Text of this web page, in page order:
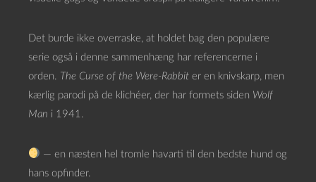
Det burde ikke overraske, at holdet bag den populære
serie også i denne sammenhæng har referencerne i
orden. The Curse of the Were-Rabbit er en knivskarp, men
kærlig parodi på de klichéer, der har formets siden Wolf
Man i 1941.
— en næsten hel tromle havarti til den bedste hund og
hans opfinder.